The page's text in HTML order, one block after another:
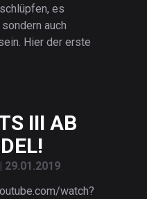
es
auch
Hier der erste
III AB
29.01.2019
watch?